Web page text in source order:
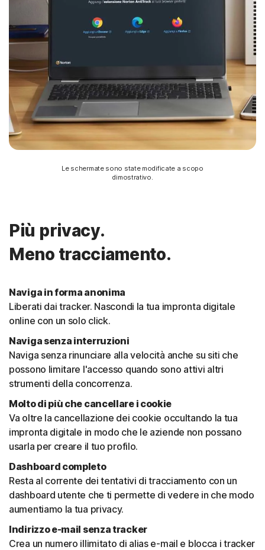
Le schermate sono state modificate a scopo
dimostrativo.
Più privacy.
Meno tracciamento.
Naviga in forma anonima
Liberati dai tracker. Nascondi la tua impronta digitale
online con un solo click.
Naviga senza interruzioni
Naviga senza rinunciare alla velocità anche su siti che
possono limitare l'accesso quando sono attivi altri
strumenti della concorrenza.
Molto di più che cancellare i cookie
Va oltre la cancellazione dei cookie occultando la tua
impronta digitale in modo che le aziende non possano
usarla per creare il tuo profilo.
Dashboard completo
Resta al corrente dei tentativi di tracciamento con un
dashboard utente che ti permette di vedere in che modo
aumentiamo la tua privacy.
Indirizzo e-mail senza tracker
Crea un numero illimitato di alias e-mail e blocca i tracker